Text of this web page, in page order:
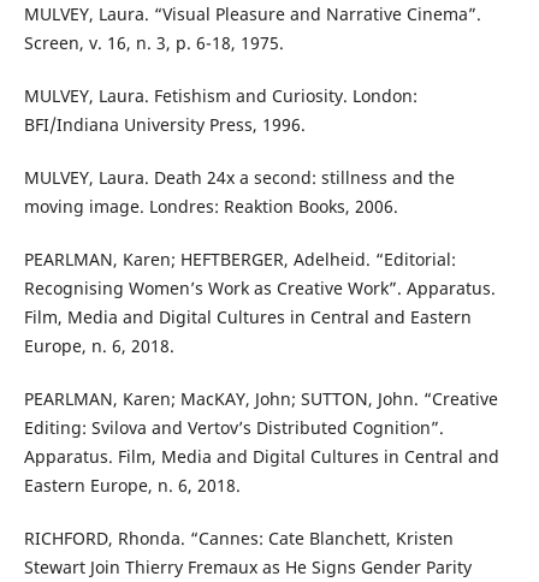
MULVEY, Laura. “Visual Pleasure and Narrative Cinema”.
Screen, v. 16, n. 3, p. 6-18, 1975.
MULVEY, Laura. Fetishism and Curiosity. London:
BFI/Indiana University Press, 1996.
MULVEY, Laura. Death 24x a second: stillness and the
moving image. Londres: Reaktion Books, 2006.
PEARLMAN, Karen; HEFTBERGER, Adelheid. “Editorial:
Recognising Women’s Work as Creative Work”. Apparatus.
Film, Media and Digital Cultures in Central and Eastern
Europe, n. 6, 2018.
PEARLMAN, Karen; MacKAY, John; SUTTON, John. “Creative
Editing: Svilova and Vertov’s Distributed Cognition”.
Apparatus. Film, Media and Digital Cultures in Central and
Eastern Europe, n. 6, 2018.
RICHFORD, Rhonda. “Cannes: Cate Blanchett, Kristen
Stewart Join Thierry Fremaux as He Signs Gender Parity